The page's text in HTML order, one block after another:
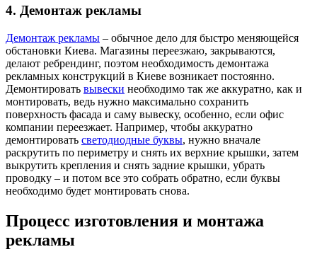
4. Демонтаж рекламы
Демонтаж рекламы – обычное дело для быстро меняющейся
обстановки Киева. Магазины переезжаю, закрываются,
делают ребрендинг, поэтом необходимость демонтажа
рекламных конструкций в Киеве возникает постоянно.
Демонтировать вывески необходимо так же аккуратно, как и
монтировать, ведь нужно максимально сохранить
поверхность фасада и саму вывеску, особенно, если офис
компании переезжает. Например, чтобы аккуратно
демонтировать светодиодные буквы, нужно вначале
раскрутить по периметру и снять их верхние крышки, затем
выкрутить крепления и снять задние крышки, убрать
проводку – и потом все это собрать обратно, если буквы
необходимо будет монтировать снова.
Процесс изготовления и монтажа
рекламы